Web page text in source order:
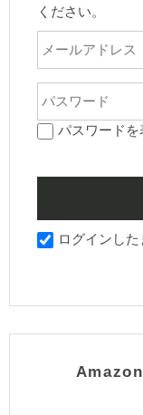
ください。
パスワードを
ログインし